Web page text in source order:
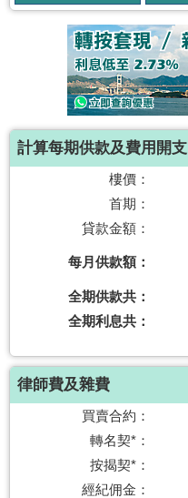
地
產
數
據
計算每期供款及費用開支
樓價：
首期：
貸款金額：
每月供款額：
全期供款共：
全期利息共：
律師費及雜費
買賣合約：
轉名契*：
按揭契*：
經紀佣金：